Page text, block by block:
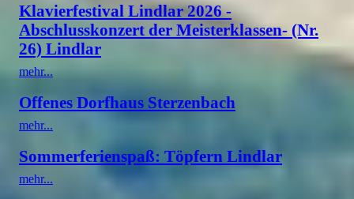
Klavierfestival Lindlar 2026 -
Abschlusskonzert der Meisterklassen- (Nr.
26) Lindlar
mehr...
Offenes Dorfhaus Sterzenbach
mehr...
Sommerferienspaß: Töpfern Lindlar
mehr...